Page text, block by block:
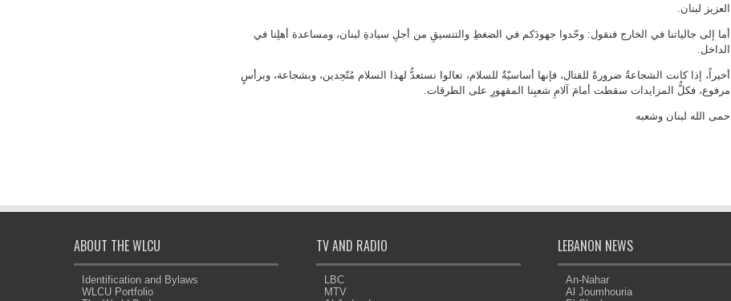
العزيز لبنان.
أما إلى جالياتنا في الخارج فنقول: وحّدوا جهودَكم في الضغطِ والتنسيقِ من أجلِ سيادةِ لبنان، ومساعدة أهلِنا في
الداخل.
أخيراً، إذا كانت الشجاعةُ ضرورةً للقتال، فإنها أساسيّةٌ للسلام، تعالوا نستعدُّ لهذا السلام مُتّحِدين، وبشجاعة، وبرأسٍ
مرفوع، فكلُّ المزايدات سقطت أمامَ آلامِ شعبِنا المقهورِ على الطرقات.
حمى الله لبنان وشعبه
ABOUT THE WLCU
Identification and Bylaws
WLCU Portfolio
TV AND RADIO
LBC
MTV
LEBANON NEWS
An-Nahar
Al Joumhouria